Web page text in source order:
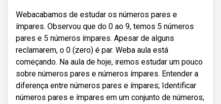
Webacabamos de estudar os números pares e
ímpares. Observou que do 0 ao 9, temos 5 números
pares e 5 números ímpares. Apesar de alguns
reclamarem, o 0 (zero) é par. Weba aula está
começando. Na aula de hoje, iremos estudar um pouco
sobre números pares e números ímpares. Entender a
diferença entre números pares e ímpares; Identificar
números pares e ímpares em um conjunto de números;